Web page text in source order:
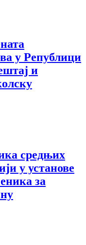
у Републици
и
средњих
у установе
за